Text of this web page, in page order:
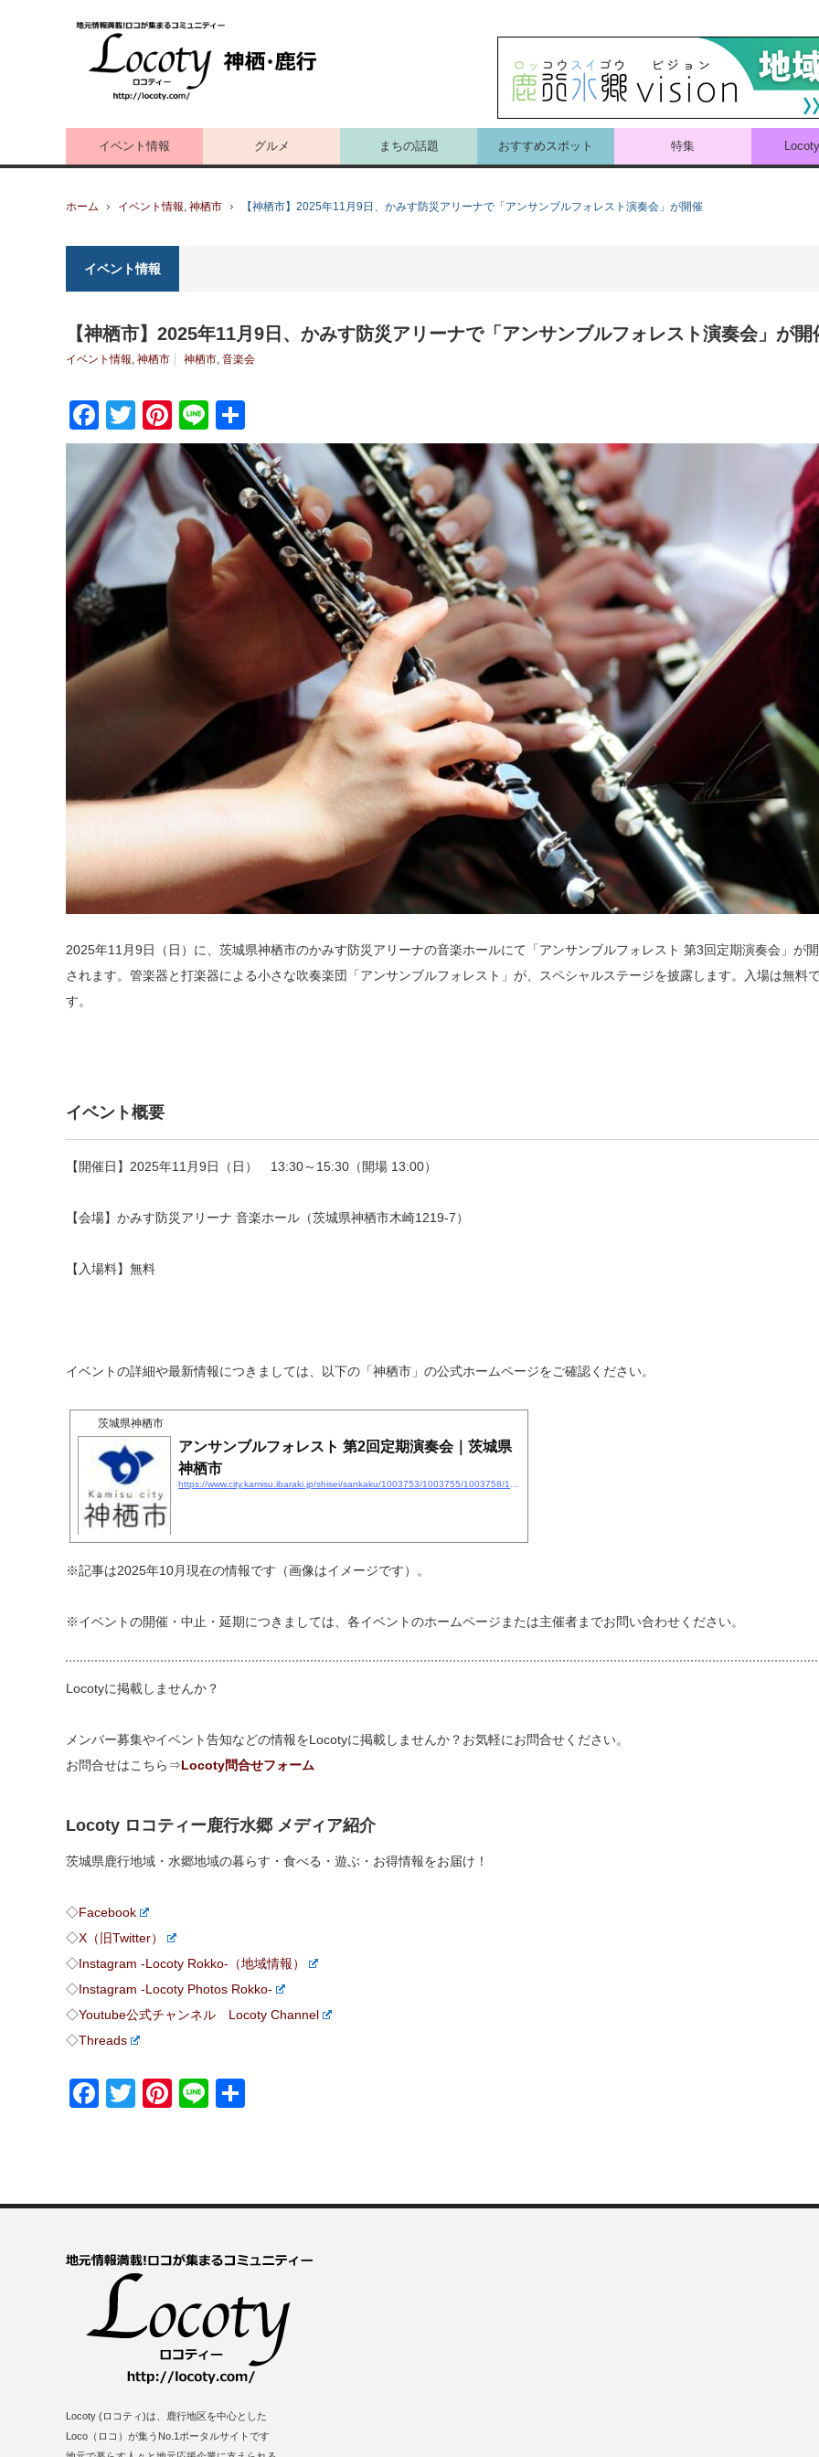
イベント情報 グルメ まちの話題 おすすめスポット 特集
ホーム イベント情報, 神栖市 【神栖市】2025年11月9日、かみす防災アリーナで「アンサンブルフォレスト演奏会」が開催
イベント情報
【神栖市】2025年11月9日、かみす防災アリーナで「アンサンブルフォレスト演奏会」が開
イベント情報, 神栖市 神栖市, 音楽会
Facebook
TwitterPinterest
Line
有
2025年11月9日（日）に、茨城県神栖市のかみす防災アリーナの音楽ホールにて「アンサンブルフォレスト 第3回定期演奏会」が
されます。管楽器と打楽器による小さな吹奏楽団「アンサンブルフォレスト」が、スペシャルステージを披露します。入場は無料
す。
イベント概要
【開催日】2025年11月9日（日） 13:30～15:30（開場 13:00）
【会場】かみす防災アリーナ 音楽ホール（茨城県神栖市木崎1219-7）
【入場料】無料
イベントの詳細や最新情報につきましては、以下の「神栖市」の公式ホームページをご確認ください。
茨城県神栖市
アンサンブルフォレスト 第2回定期演奏会｜茨城県
神栖市
※記事は2025年10月現在の情報です（画像はイメージです）。
※イベントの開催・中止・延期につきましては、各イベントのホームページまたは主催者までお問い合わせください。
Locotyに掲載しませんか？
メンバー募集やイベント告知などの情報をLocotyに掲載しませんか？お気軽にお問合せください。
お問合せはこちら⇒Locoty問合せフォーム
Locoty ロコティー鹿行水郷 メディア紹介
茨城県鹿行地域・水郷地域の暮らす・食べる・遊ぶ・お得情報をお届け！
◇Facebook
◇X（旧Twitter）
◇Instagram -Locoty Rokko-（地域情報）
◇Instagram -Locoty Photos Rokko-
◇Youtube公式チャンネル Locoty Channel
◇Threads
Facebook
TwitterPinterest
Line
Locoty (ロコティ)は、鹿行地区を中心とした
Loco（ロコ）が集うNo.1ポータルサイトです